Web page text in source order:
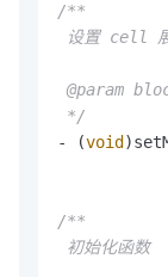
/**
设置 cell 展
@param
*/
- (void
/**
初始化函数